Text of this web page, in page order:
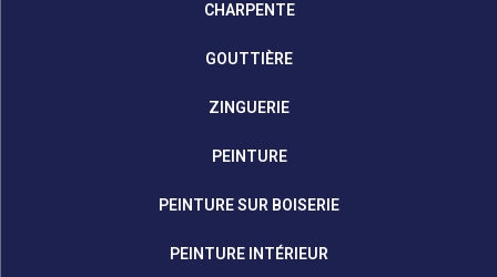
CHARPENTE
GOUTTIÈRE
ZINGUERIE
PEINTURE
PEINTURE SUR BOISERIE
PEINTURE INTÉRIEUR